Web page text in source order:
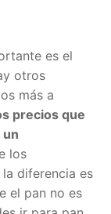
es el
otros
más a
precios que
los
diferencia es
el pan no es